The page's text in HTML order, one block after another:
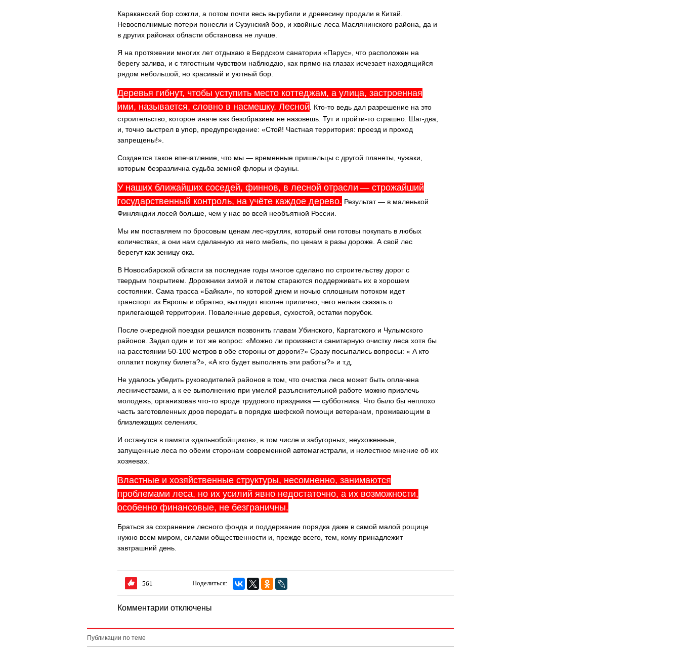
Караканский бор сожгли, а потом почти весь вырубили и древесину продали в Китай.
Невосполнимые потери понесли и Сузунский бор, и хвойные леса Маслянинского района, да и
в других районах области обстановка не лучше.
Я на протяжении многих лет отдыхаю в Бердском санатории «Парус», что расположен на
берегу залива, и с тягостным чувством наблюдаю, как прямо на глазах исчезает находящийся
рядом небольшой, но красивый и уютный бор.
Деревья гибнут, чтобы уступить место коттеджам, а улица, застроенная
ими, называется, словно в насмешку, Лесной . Кто-то ведь дал разрешение на это
строительство, которое иначе как безобразием не назовешь. Тут и пройти-то страшно. Шаг-два,
и, точно выстрел в упор, предупреждение: «Стой! Частная территория: проезд и проход
запрещены!».
Создается такое впечатление, что мы — временные пришельцы с другой планеты, чужаки,
которым безразлична судьба земной флоры и фауны.
У наших ближайших соседей, финнов, в лесной отрасли — строжайший
государственный контроль, на учёте каждое дерево. Результат — в маленькой
Финляндии лосей больше, чем у нас во всей необъятной России.
Мы им поставляем по бросовым ценам лес-кругляк, который они готовы покупать в любых
количествах, а они нам сделанную из него мебель, по ценам в разы дороже. А свой лес
берегут как зеницу ока.
В Новосибирской области за последние годы многое сделано по строительству дорог с
твердым покрытием. Дорожники зимой и летом стараются поддерживать их в хорошем
состоянии. Сама трасса «Байкал», по которой днем и ночью сплошным потоком идет
транспорт из Европы и обратно, выглядит вполне прилично, чего нельзя сказать о
прилегающей территории. Поваленные деревья, сухостой, остатки порубок.
После очередной поездки решился позвонить главам Убинского, Каргатского и Чулымского
районов. Задал один и тот же вопрос: «Можно ли произвести санитарную очистку леса хотя бы
на расстоянии 50-100 метров в обе стороны от дороги?» Сразу посыпались вопросы: « А кто
оплатит покупку билета?», «А кто будет выполнять эти работы?» и т.д.
Не удалось убедить руководителей районов в том, что очистка леса может быть оплачена
лесничествами, а к ее выполнению при умелой разъяснительной работе можно привлечь
молодежь, организовав что-то вроде трудового праздника — субботника. Что было бы неплохо
часть заготовленных дров передать в порядке шефской помощи ветеранам, проживающим в
близлежащих селениях.
И останутся в памяти «дальнобойщиков», в том числе и забугорных, неухоженные,
запущенные леса по обеим сторонам современной автомагистрали, и нелестное мнение об их
хозяевах.
Властные и хозяйственные структуры, несомненно, занимаются
проблемами леса, но их усилий явно недостаточно, а их возможности,
особенно финансовые, не безграничны.
Браться за сохранение лесного фонда и поддержание порядка даже в самой малой рощице
нужно всем миром, силами общественности и, прежде всего, тем, кому принадлежит
завтрашний день.
561 Поделиться:
Комментарии отключены
Публикации по теме